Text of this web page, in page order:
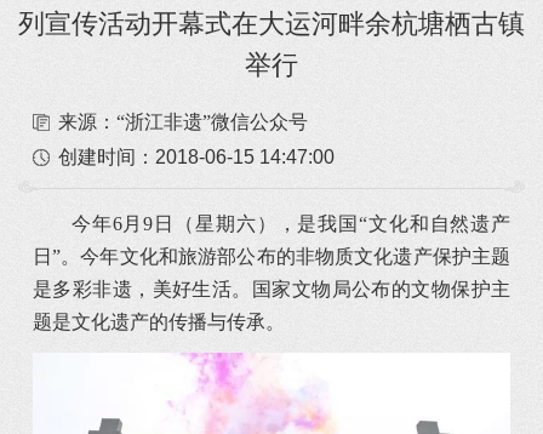
列宣传活动开幕式在大运河畔余杭塘栖古镇
举行
来源：“浙江非遗”微信公众号
创建时间： 2018-06-15 14:47:00
今年6月9日（星期六），是我国“文化和自然遗产
日”。今年文化和旅游部公布的非物质文化遗产保护主题
是多彩非遗，美好生活。国家文物局公布的文物保护主
题是文化遗产的传播与传承。